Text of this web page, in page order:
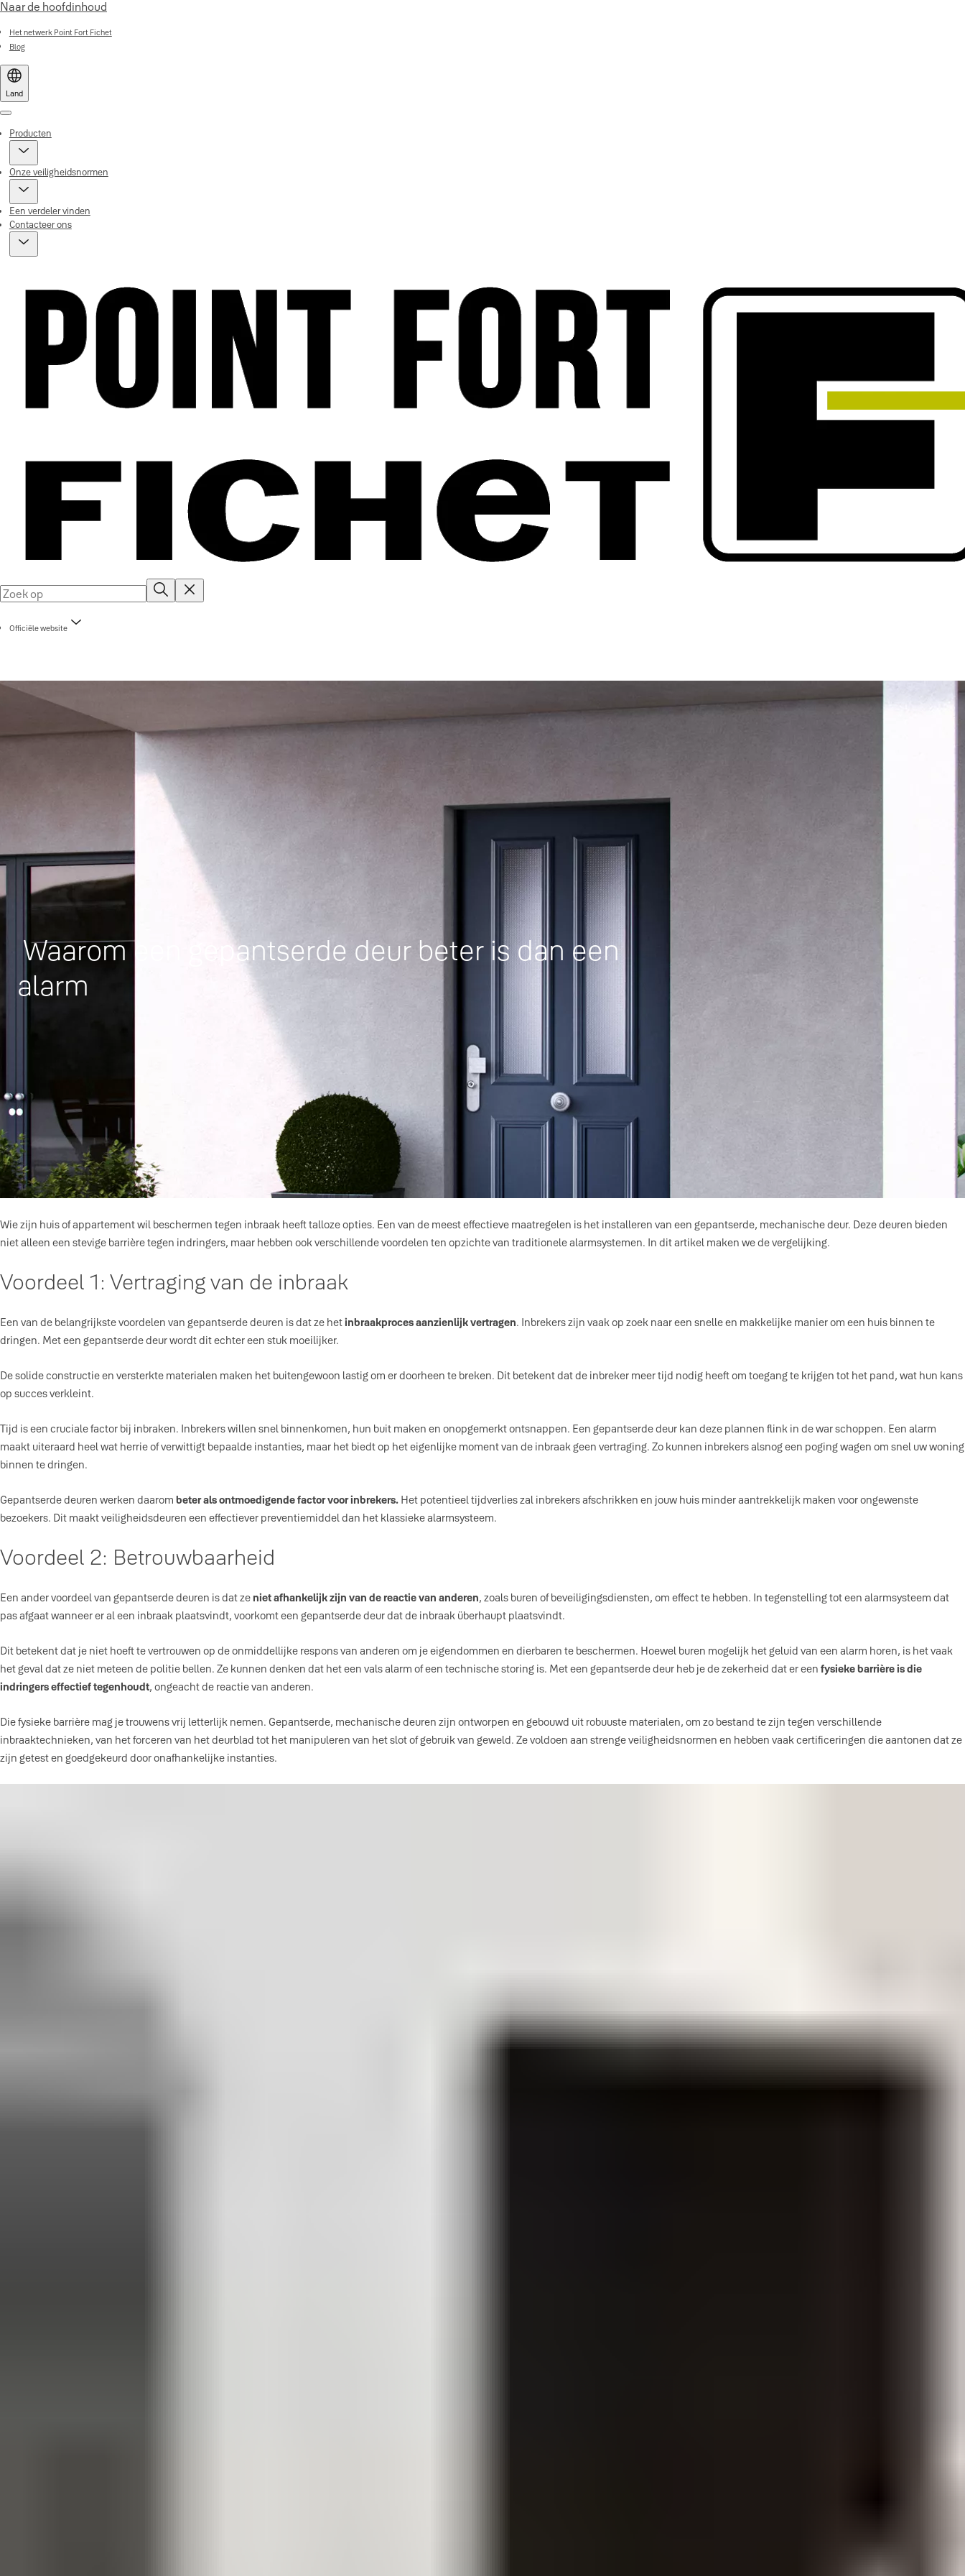
Naar de hoofdinhoud
Het netwerk Point Fort Fichet
Blog
Land
Menu
Producten
Onze veiligheidsnormen
Een verdeler vinden
Contacteer ons
Officiële website
Waarom een gepantserde deur beter is dan een
alarm
Wie zijn huis of appartement wil beschermen tegen inbraak heeft talloze opties. Een van de meest effectieve maatregelen is het installeren van een gepantserde, mechanische deur. Deze deuren bieden
niet alleen een stevige barrière tegen indringers, maar hebben ook verschillende voordelen ten opzichte van traditionele alarmsystemen. In dit artikel maken we de vergelijking.
Voordeel 1: Vertraging van de inbraak
Een van de belangrijkste voordelen van gepantserde deuren is dat ze hetinbraakproces aanzienlijk vertragen. Inbrekers zijn vaak op zoek naar een snelle en makkelijke manier om een huis binnen te
dringen. Met een gepantserde deur wordt dit echter een stuk moeilijker.
De solide constructie en versterkte materialen maken het buitengewoon lastig om er doorheen te breken. Dit betekent dat de inbreker meer tijd nodig heeft om toegang te krijgen tot het pand, wat hun kans
op succes verkleint.
Tijd is een cruciale factor bij inbraken. Inbrekers willen snel binnenkomen, hun buit maken en onopgemerkt ontsnappen. Een gepantserde deur kan deze plannen flink in de war schoppen. Een alarm
maakt uiteraard heel wat herrie of verwittigt bepaalde instanties, maar het biedt op het eigenlijke moment van de inbraak geen vertraging. Zo kunnen inbrekers alsnog een poging wagen om snel uw woning
binnen te dringen.
Gepantserde deuren werken daarom beter als ontmoedigende factor voor inbrekers. Het potentieel tijdverlies zal inbrekers afschrikken en jouw huis minder aantrekkelijk maken voor ongewenste
bezoekers. Dit maakt veiligheidsdeuren een effectiever preventiemiddel dan het klassieke alarmsysteem.
Voordeel 2: Betrouwbaarheid
Een ander voordeel van gepantserde deuren is dat ze niet afhankelijk zijn van de reactie van anderen, zoals buren of beveiligingsdiensten, om effect te hebben. In tegenstelling tot een alarmsysteem dat
pas afgaat wanneer er al een inbraak plaatsvindt, voorkomt een gepantserde deur dat de inbraak überhaupt plaatsvindt.
Dit betekent dat je niet hoeft te vertrouwen op de onmiddellijke respons van anderen om je eigendommen en dierbaren te beschermen. Hoewel buren mogelijk het geluid van een alarm horen, is het vaak
het geval dat ze niet meteen de politie bellen. Ze kunnen denken dat het een vals alarm of een technische storing is. Met een gepantserde deur heb je de zekerheid dat er een fysieke barrière is die
indringers effectief tegenhoudt, ongeacht de reactie van anderen.
Die fysieke barrière mag je trouwens vrij letterlijk nemen. Gepantserde, mechanische deuren zijn ontworpen en gebouwd uit robuuste materialen, om zo bestand te zijn tegen verschillende
inbraaktechnieken, van het forceren van het deurblad tot het manipuleren van het slot of gebruik van geweld. Ze voldoen aan strenge veiligheidsnormen en hebben vaak certificeringen die aantonen dat ze
zijn getest en goedgekeurd door onafhankelijke instanties.